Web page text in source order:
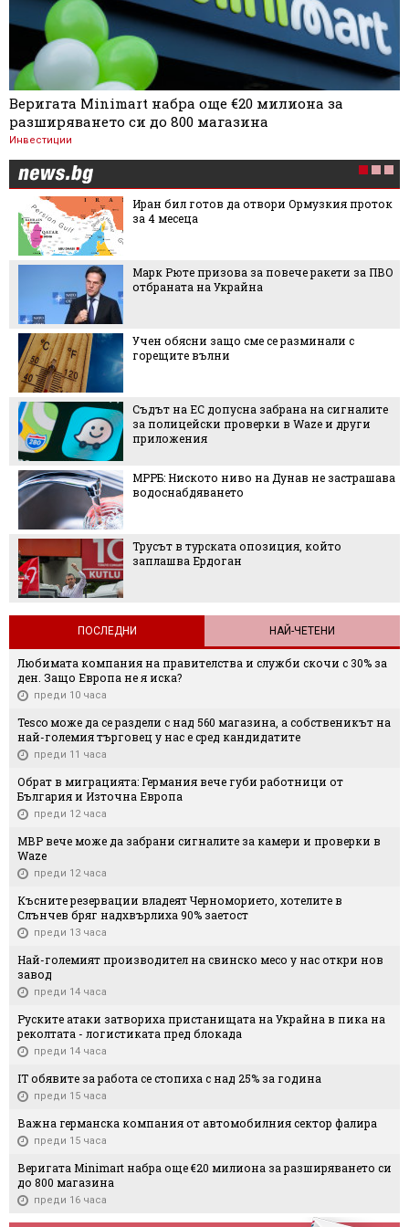
Веригата Minimart набра още €20 милиона за
разширяването си до 800 магазина
Инвестиции
Иран бил готов да отвори Ормузкия проток
за 4 месеца
Марк Рюте призова за повече ракети за ПВО
отбраната на Украйна
Учен обясни защо сме се разминали с
горещите вълни
Съдът на ЕС допусна забрана на сигналите
за полицейски проверки в Waze и други
приложения
МРРБ: Ниското ниво на Дунав не застрашава
водоснабдяването
Трусът в турската опозиция, който
заплашва Ердоган
ПОСЛЕДНИ НАЙ-ЧЕТЕНИ
Любимата компания на правителства и служби скочи с 30% за
ден. Защо Европа не я иска?
преди 10 часа
Tesco може да се раздели с над 560 магазина, а собственикът на
най-големия търговец у нас е сред кандидатите
преди 11 часа
Обрат в миграцията: Германия вече губи работници от
България и Източна Европа
преди 12 часа
МВР вече може да забрани сигналите за камери и проверки в
Waze
преди 12 часа
Късните резервации владеят Черноморието, хотелите в
Слънчев бряг надхвърлиха 90% заетост
преди 13 часа
Най-големият производител на свинско месо у нас откри нов
завод
преди 14 часа
Руските атаки затвориха пристанищата на Украйна в пика на
реколтата - логистиката пред блокада
преди 14 часа
IT обявите за работа се стопиха с над 25% за година
преди 15 часа
Важна германска компания от автомобилния сектор фалира
преди 15 часа
Веригата Minimart набра още €20 милиона за разширяването си
до 800 магазина
преди 16 часа